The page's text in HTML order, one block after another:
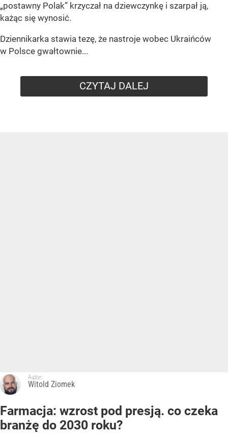
„postawny Polak” krzyczał na dziewczynkę i szarpał ją,
każąc się wynosić.
Dziennikarka stawia tezę, że nastroje wobec Ukraińców
w Polsce gwałtownie...
CZYTAJ DALEJ
Autor:
Witold Ziomek
Farmacja: wzrost pod presją. co czeka
branżę do 2030 roku?